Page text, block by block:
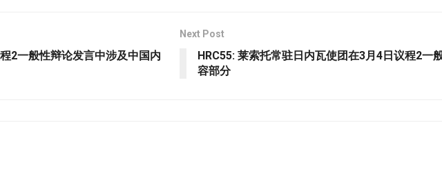
2一般性辩论发言中涉及中国内
Next Post
HRC55: 莱索托常驻日内瓦使团在3月4日议程2一
容部分